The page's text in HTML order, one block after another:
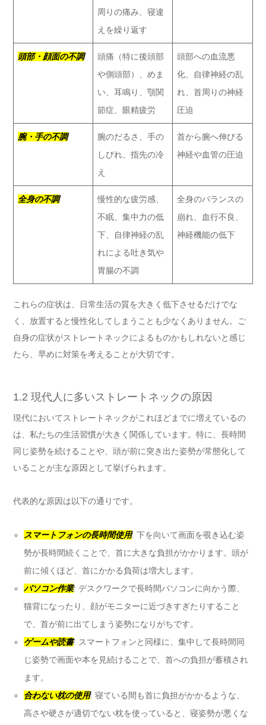
周りの痛み、寝違
えを繰り返す
頭部・顔面の不調
頭痛（特に後頭部
や側頭部）、めま
い、耳鳴り、顎関
節症、眼精疲労
頭部への血流悪
化、自律神経の乱
れ、首周りの神経
圧迫
腕・手の不調
腕のだるさ、手の
しびれ、指先の冷
え
首から腕へ伸びる
神経や血管の圧迫
全身の不調
慢性的な疲労感、
不眠、集中力の低
下、自律神経の乱
れによる吐き気や
胃腸の不調
全身のバランスの
崩れ、血行不良、
神経機能の低下
これらの症状は、日常生活の質を大きく低下させるだけでな
く、放置すると慢性化してしまうことも少なくありません。ご
自身の症状がストレートネックによるものかもしれないと感じ
たら、早めに対策を考えることが大切です。
1.2 現代人に多いストレートネックの原因
現代においてストレートネックがこれほどまでに増えているの
は、私たちの生活習慣が大きく関係しています。特に、長時間
同じ姿勢を続けることや、頭が前に突き出た姿勢が常態化して
いることが主な原因として挙げられます。
代表的な原因は以下の通りです。
スマートフォンの長時間使用: 下を向いて画面を覗き込む姿
勢が長時間続くことで、首に大きな負担がかかります。頭が
前に傾くほど、首にかかる負荷は増大します。
パソコン作業: デスクワークで長時間パソコンに向かう際、
猫背になったり、顔がモニターに近づきすぎたりすること
で、首が前に出てしまう姿勢になりがちです。
ゲームや読書: スマートフォンと同様に、集中して長時間同
じ姿勢で画面や本を見続けることで、首への負担が蓄積され
ます。
合わない枕の使用: 寝ている間も首に負担がかかるような、
高さや硬さが適切でない枕を使っていると、寝姿勢が悪くな